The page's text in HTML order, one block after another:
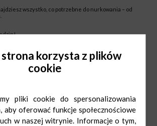
wszystko, co potrzebne do nurkowania – od
strona korzysta z plików
cookie
pliki cookie do spersonalizowania
aby oferować funkcje społecznościowe
w naszej witrynie. Informacje o tym,